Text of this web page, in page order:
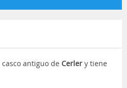
antiguo de Cerler y tiene